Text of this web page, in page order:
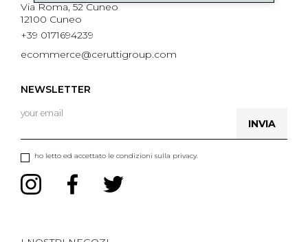
Via Roma, 52 Cuneo
12100 Cuneo
+39 0171694239
ecommerce@ceruttigroup.com
NEWSLETTER
ho letto ed accettato le condizioni sulla privacy.
INVIA